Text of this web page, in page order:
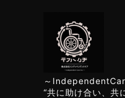
～
“共に助け合い、共